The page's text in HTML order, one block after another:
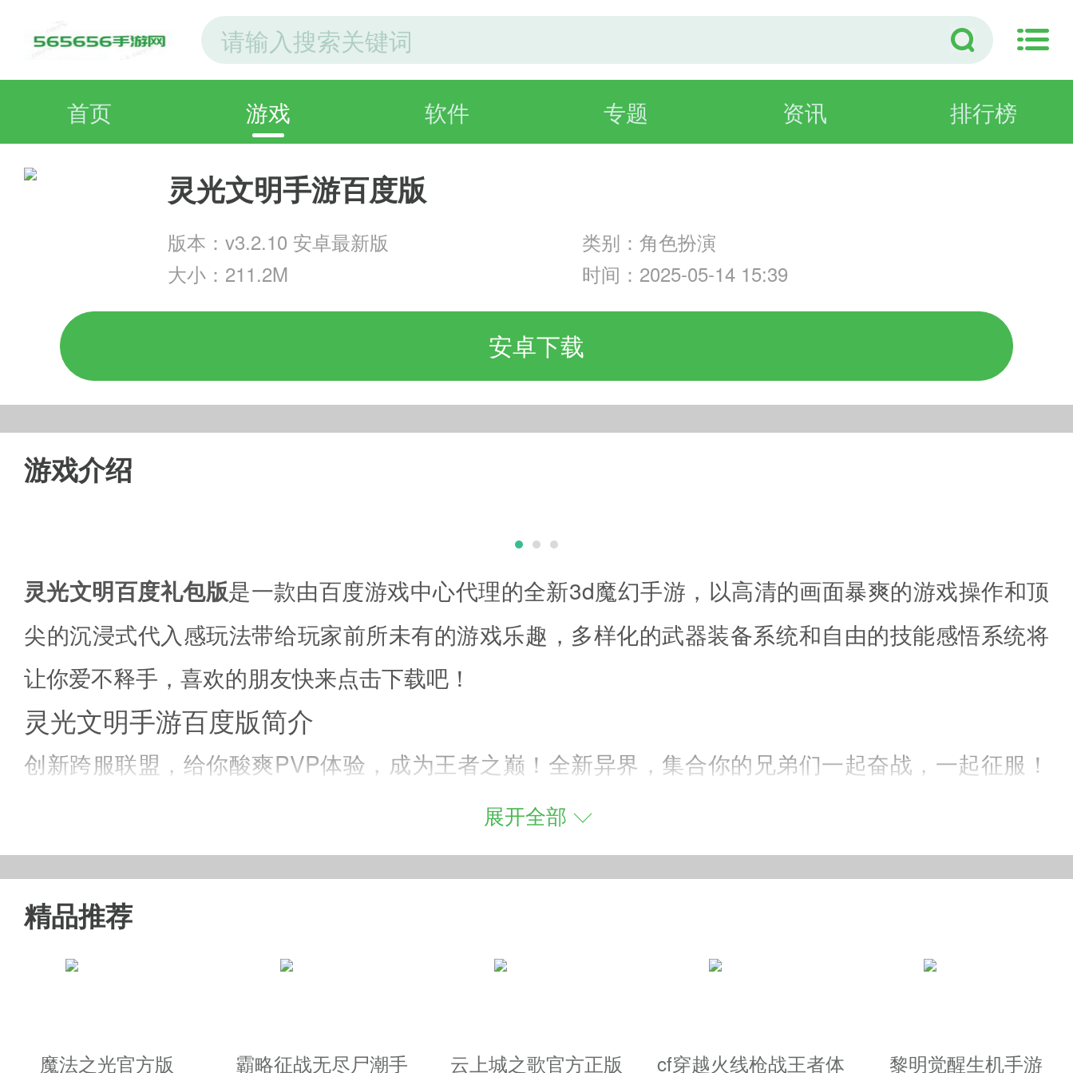
首页 游戏 软件 专题 资讯 排行榜
灵光文明手游百度版
版本：v3.2.10 安卓最新版
类别：角色扮演
大小：211.2M
时间：2025-05-14 15:39
安卓下载
游戏介绍
灵光文明百度礼包版是一款由百度游戏中心代理的全新3d魔幻手游，以高清的画面暴爽的游戏操作和顶
尖的沉浸式代入感玩法带给玩家前所未有的游戏乐趣，多样化的武器装备系统和自由的技能感悟系统将
让你爱不释手，喜欢的朋友快来点击下载吧！
灵光文明手游百度版简介
创新跨服联盟，给你酸爽PVP体验，成为王者之巅！全新异界，集合你的兄弟们一起奋战，一起征服！
史诗电影级CG，真实还原地域风情，让你在唯美宏大场景中自由探索！高清的画面，给你端游品质的视
觉盛宴，全新的魔幻大陆等你来探索，丰富的玩法系统，热血的竞技争霸期待你加入。
灵光文明百度官网游戏特点
展开全部
精品推荐
魔法之光官方版
霸略征战无尽尸潮手
云上城之歌官方正版
cf穿越火线枪战王者体
黎明觉醒生机手游